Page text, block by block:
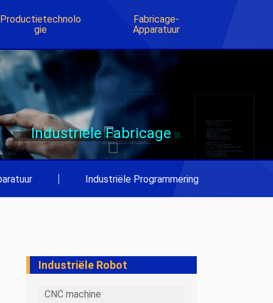
Productietechnolo
Gie
Fabricage-
Apparatuur
Industriële Fabricage
Industriële Programmering
Industriële Robot
CNC machine